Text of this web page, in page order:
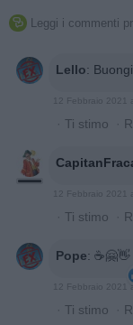
 Leggi i commenti
Lello:
12 Febbraio 2021
· Ti stimo ·
12 Febbraio 2021
· Ti stimo ·
Pope: ☕️🤗👋
12 Febbraio 2021
· Ti stimo ·